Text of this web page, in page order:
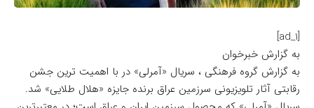
[ad_1]
به گزارش خبرخوان
به گزارش گروه فرهنگی ، سریال «آمرلی» در با اهمیت ترین جشن
رقابتی آثار تلویزیونی سرزمین عراق برنده جایزه «هلال طلایی» شد.